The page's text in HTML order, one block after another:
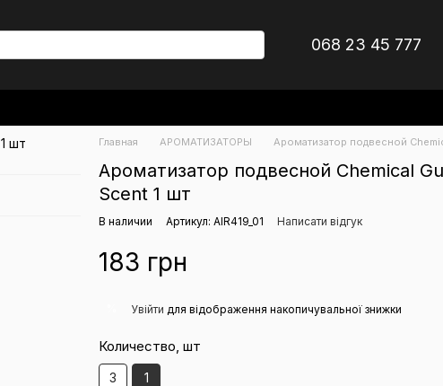
068 23 45 777
Главная АРОМАТИЗАТОРЫ Ароматизатор подвесной
Ароматизатор подвесной Chemical
Scent 1 шт
В наличии Артикул: AIR419_01 Написати відгук
183 грн
Увійти для відображення накопичувальної знижки
Количество, шт
3 1